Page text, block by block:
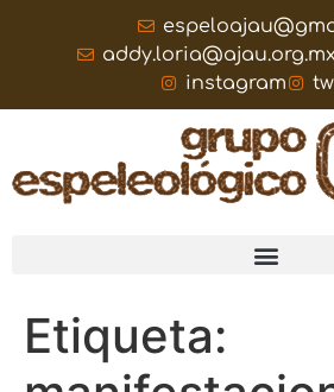
addy.loria@ajau.org.mx
instagram
Etiqueta: